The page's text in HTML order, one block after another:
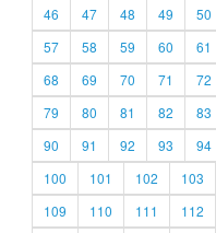
46
47 48 49 50
57
58 59 60 61
68
69 70 71 72
79
80 81 82 83
90
91 92 93 94
100
101 102 103
109
110 111 112